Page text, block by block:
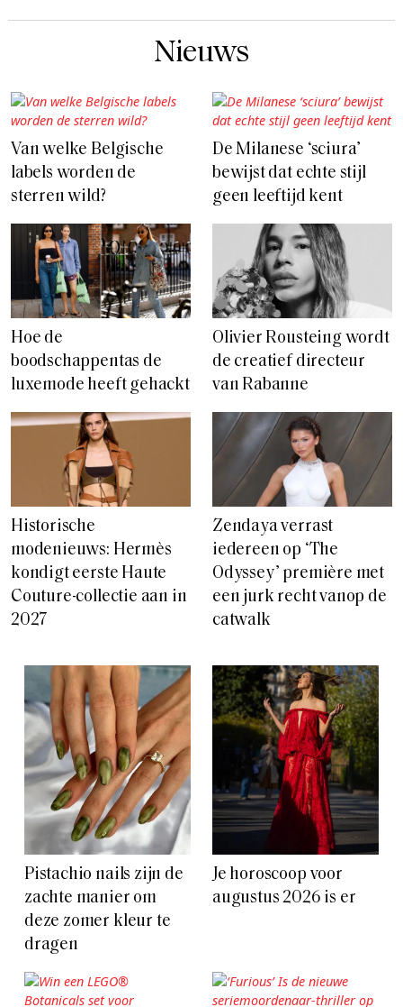
Nieuws
Van welke Belgische
labels worden de
sterren wild?
De Milanese ‘sciura’
bewijst dat echte stijl
geen leeftijd kent
Hoe de
boodschappentas de
luxemode heeft gehackt
Olivier Rousteing wordt
de creatief directeur
van Rabanne
Historische
modenieuws: Hermès
kondigt eerste Haute
Couture-collectie aan in
2027
Zendaya verrast
iedereen op ‘The
Odyssey’ première met
een jurk recht vanop de
catwalk
Pistachio nails zijn de
zachte manier om
deze zomer kleur te
dragen
Je horoscoop voor
augustus 2026 is er